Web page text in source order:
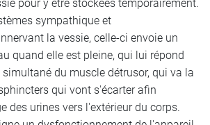
pour y être stockées temporairement.
sympathique et
la vessie, celle-ci envoie un
quand elle est pleine, qui lui répond
du muscle détrusor, qui va la
qui vont s'écarter afin
des urines vers l'extérieur du corps.